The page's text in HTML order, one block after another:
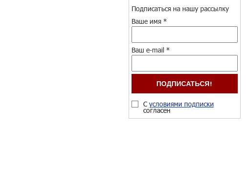
Подписаться на нашу рассылку
Ваше имя *
Ваш e-mail *
Сусловиями подписки
согласен